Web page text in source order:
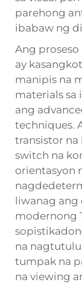
parehong
ibabaw ng
Ang
ay
manipis na
materials sa
ang
techniques.
transistor
switch na
orientasyon
liwanag ang
modernong
na
tumpak na
na viewing